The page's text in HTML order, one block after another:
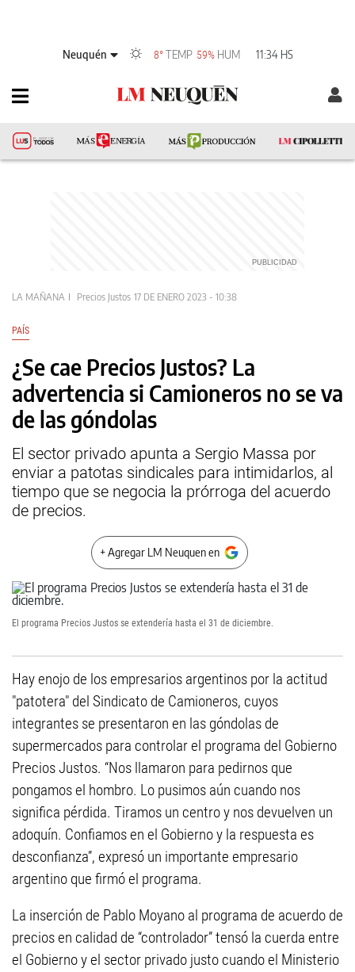
Neuquén 8° TEMP 59% HUM 11:34 HS
LA MAÑANA Precios Justos 17 DE ENERO 2023 - 10:38
PAÍS
¿Se cae Precios Justos? La
advertencia si Camioneros no se va
de las góndolas
El sector privado apunta a Sergio Massa por
enviar a patotas sindicales para intimidarlos, al
tiempo que se negocia la prórroga del acuerdo
de precios.
+ Agregar LM Neuquen en
El programa Precios Justos se extendería hasta el 31 de diciembre.
Hay enojo de los empresarios argentinos por la actitud
"patotera" del Sindicato de Camioneros, cuyos
integrantes se presentaron en las góndolas de
supermercados para controlar el programa del Gobierno
Precios Justos. “Nos llamaron para pedirnos que
pongamos el hombro. Lo pusimos aún cuando nos
significa pérdida. Tiramos un centro y nos devuelven un
adoquín. Confiamos en el Gobierno y la respuesta es
desconfianza”, expresó un importante empresario
argentino que firmó el programa.
La inserción de Pablo Moyano al programa de acuerdo de
precios en calidad de “controlador” tensó la cuerda entre
el Gobierno y el sector privado justo cuando el Ministerio